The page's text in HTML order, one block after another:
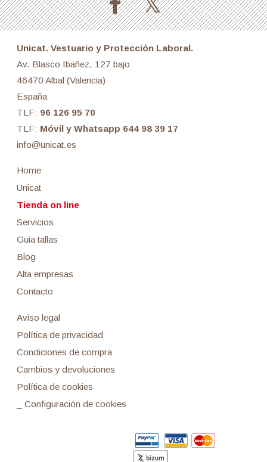
Unicat. Vestuario y Protección Laboral.
Av. Blasco Ibañez, 127 bajo
46470 Albal (Valencia)
España
TLF: 96 126 95 70
TLF: Móvil y Whatsapp 644 98 39 17
info@unicat.es
Home
Unicat
Tienda on line
Servicios
Guia tallas
Blog
Alta empresas
Contacto
Aviso legal
Política de privacidad
Condiciones de compra
Cambios y devoluciones
Política de cookies
_ Configuración de cookies